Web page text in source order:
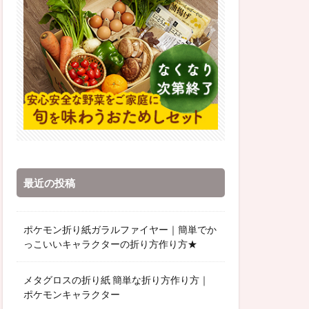
最近の投稿
ポケモン折り紙ガラルファイヤー｜簡単でか
っこいいキャラクターの折り方作り方★
メタグロスの折り紙 簡単な折り方作り方｜
ポケモンキャラクター